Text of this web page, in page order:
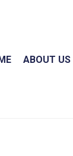
ABOUT US